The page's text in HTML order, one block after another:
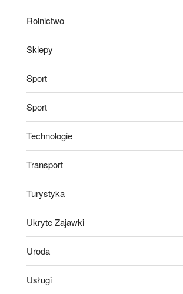
Rolnictwo
Sklepy
Sport
Sport
Technologie
Transport
Turystyka
Ukryte Zajawki
Uroda
Usługi